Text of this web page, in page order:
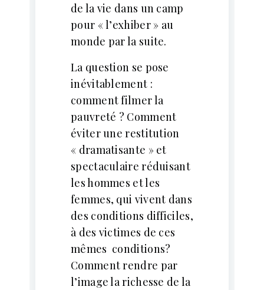
de la vie dans un camp
pour « l’exhiber » au
monde par la suite.
La question se pose
inévitablement :
comment filmer la
pauvreté ? Comment
éviter une restitution
« dramatisante » et
spectaculaire réduisant
les hommes et les
femmes, qui vivent dans
des conditions difficiles,
à des victimes de ces
mêmes conditions?
Comment rendre par
l’image la richesse de la